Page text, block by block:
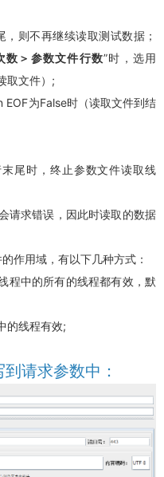
则不再继续读取测试数据；
数＞参数文件行数”时，选用
取文件）;
为False时（读取文件到结
尾时，终止参数文件读取线
请求错误，因此时读取的数据
作用域，有以下几种方式：
程中的所有的线程都有效，默
的线程有效;
请求参数中：